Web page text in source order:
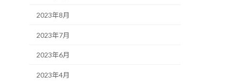
2023年8月
2023年7月
2023年6月
2023年4月